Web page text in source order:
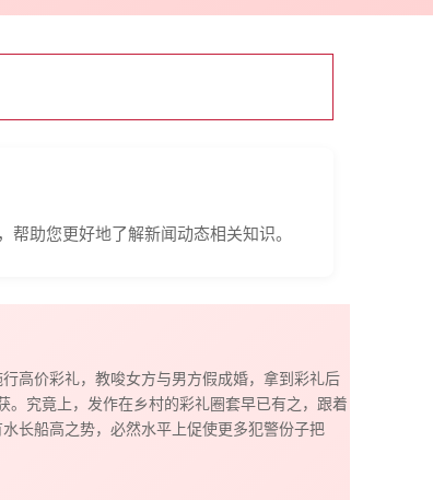
助您更好地了解新闻动态相关知识。
高价彩礼，教唆女方与男方假成婚，拿到彩礼后
。究竟上，发作在乡村的彩礼圈套早已有之，跟着
长船高之势，必然水平上促使更多犯警份子把